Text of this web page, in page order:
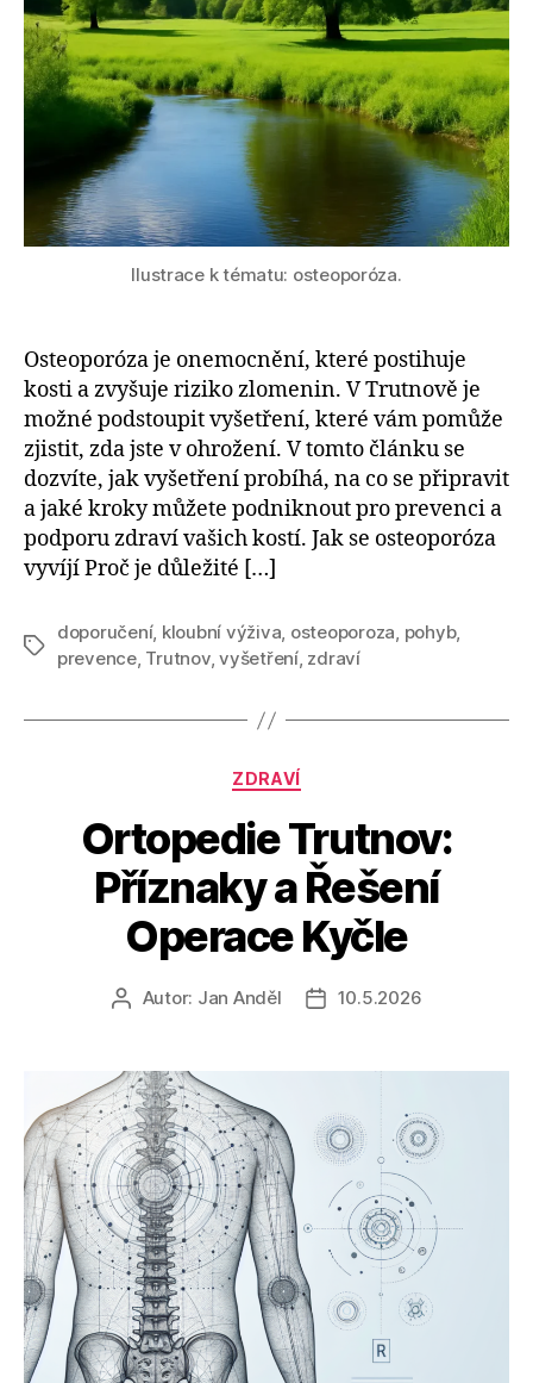
Ilustrace k tématu: osteoporóza.
Osteoporóza je onemocnění, které postihuje
kosti a zvyšuje riziko zlomenin. V Trutnově je
možné podstoupit vyšetření, které vám pomůže
zjistit, zda jste v ohrožení. V tomto článku se
dozvíte, jak vyšetření probíhá, na co se připravit
a jaké kroky můžete podniknout pro prevenci a
podporu zdraví vašich kostí. Jak se osteoporóza
vyvíjí Proč je důležité […]
Štítky
doporučení, kloubní výživa, osteoporoza, pohyb,
prevence, Trutnov,vyšetření, zdraví
Rubriky
ZDRAVÍ
Ortopedie Trutnov:
Příznaky a Řešení
Operace Kyčle
AutorAutor: Jan Anděl
Datum
10.5.2026